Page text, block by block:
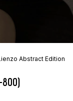
Abstract Edition
800)